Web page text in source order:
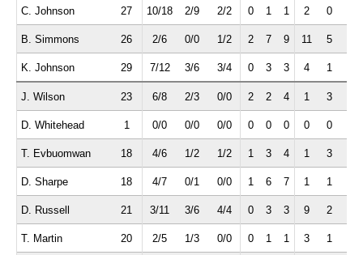
C. Johnson 27 10/18 2/9 2/2 0 1 1 2 0
B. Simmons 26 2/6 0/0 1/2 2 7 9 11 5
K. Johnson 29 7/12 3/6 3/4 0 3 3 4 1
J. Wilson 23 6/8 2/3 0/0 2 2 4 1 3
D. Whitehead 1 0/0 0/0 0/0 0 0 0 0 0
T. Evbuomwan 18 4/6 1/2 1/2 1 3 4 1 3
D. Sharpe 18 4/7 0/1 0/0 1 6 7 1 1
D. Russell 21 3/11 3/6 4/4 0 3 3 9 2
T. Martin 20 2/5 1/3 0/0 0 1 1 3 1